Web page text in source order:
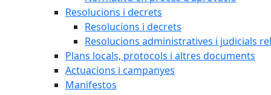
Resolucions i decrets
Resolucions i decrets
Resolucions administratives i judicials
Plans locals, protocols i altres documents
Actuacions i campanyes
Manifestos